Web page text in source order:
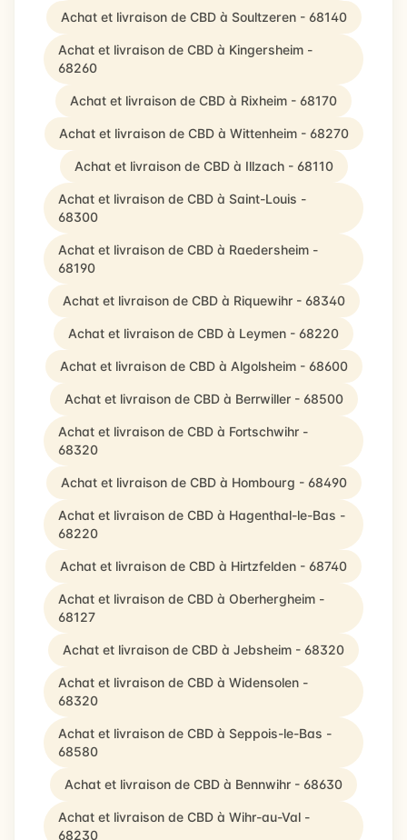
Achat et livraison de CBD à Soultzeren - 68140
Achat et livraison de CBD à Kingersheim -
68260
Achat et livraison de CBD à Rixheim - 68170
Achat et livraison de CBD à Wittenheim - 68270
Achat et livraison de CBD à Illzach - 68110
Achat et livraison de CBD à Saint-Louis -
68300
Achat et livraison de CBD à Raedersheim -
68190
Achat et livraison de CBD à Riquewihr - 68340
Achat et livraison de CBD à Leymen - 68220
Achat et livraison de CBD à Algolsheim - 68600
Achat et livraison de CBD à Berrwiller - 68500
Achat et livraison de CBD à Fortschwihr -
68320
Achat et livraison de CBD à Hombourg - 68490
Achat et livraison de CBD à Hagenthal-le-Bas -
68220
Achat et livraison de CBD à Hirtzfelden - 68740
Achat et livraison de CBD à Oberhergheim -
68127
Achat et livraison de CBD à Jebsheim - 68320
Achat et livraison de CBD à Widensolen -
68320
Achat et livraison de CBD à Seppois-le-Bas -
68580
Achat et livraison de CBD à Bennwihr - 68630
Achat et livraison de CBD à Wihr-au-Val -
68230